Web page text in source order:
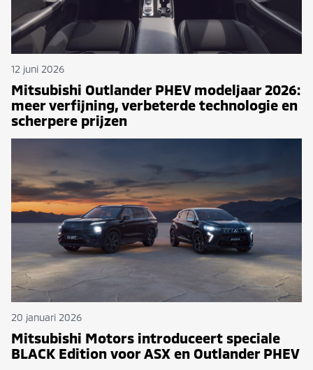
12 juni 2026
Mitsubishi Outlander PHEV modeljaar 2026:
meer verfijning, verbeterde technologie en
scherpere prijzen
20 januari 2026
Mitsubishi Motors introduceert speciale
BLACK Edition voor ASX en Outlander PHEV